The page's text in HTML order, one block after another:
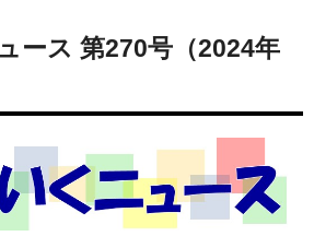
ース 第270号（2024年